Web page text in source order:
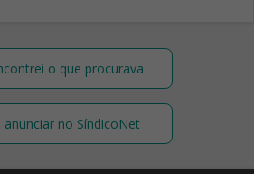
o que procurava
anunciar no SíndicoNet